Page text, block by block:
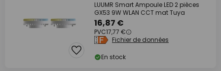
LUUMR Smart Ampoule LED 2 pièces
GX53 9W WLAN CCT mat Tuya
16,87 €
PVC17,77 €
Fichier de données
En stock